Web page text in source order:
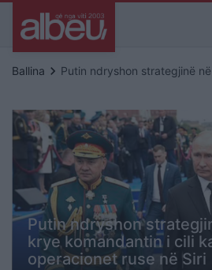
Ballina keyboard_arrow_right Putin ndryshon strategjinë
Putin ndryshon
krye komandantin i cili
operacionet ruse në Siri